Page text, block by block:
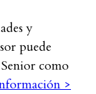
y
puede
como
>